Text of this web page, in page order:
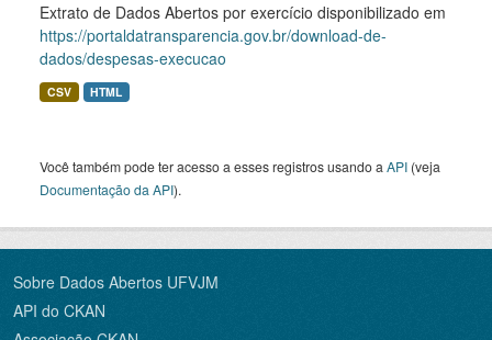
Extrato de Dados Abertos por exercício disponibilizado em
https://portaldatransparencia.gov.br/download-de-
dados/despesas-execucao
CSV HTML
Você também pode ter acesso a esses registros usando a API (veja
Documentação da API).
Sobre Dados Abertos UFVJM
API do CKAN